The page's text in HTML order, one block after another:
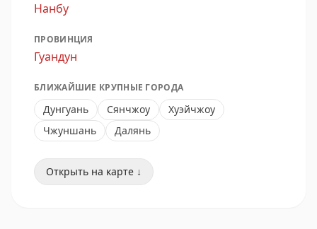
Нанбу
ПРОВИНЦИЯ
Гуандун
БЛИЖАЙШИЕ КРУПНЫЕ ГОРОДА
Дунгуань Сянчжоу
Хуэйчжоу
Чжуншань
Далянь
Открыть на карте ↓